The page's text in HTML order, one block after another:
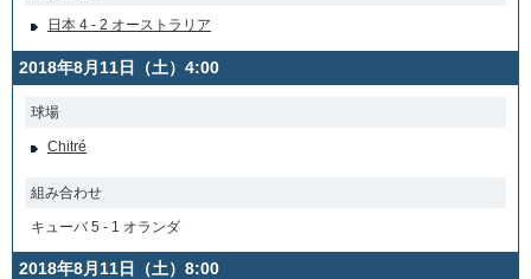
日本 4 - 2 オーストラリア
2018年8月11日（土）4:00
球場
Chitré
組み合わせ
キューバ 5 - 1 オランダ
2018年8月11日（土）8:00